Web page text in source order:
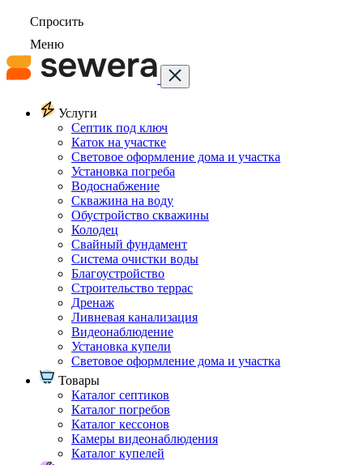
Спросить
Меню
Услуги
Септик под ключ
Каток на участке
Световое оформление дома и участка
Установка погреба
Водоснабжение
Скважина на воду
Обустройство скважины
Колодец
Свайный фундамент
Система очистки воды
Благоустройство
Строительство террас
Дренаж
Ливневая канализация
Видеонаблюдение
Установка купели
Световое оформление дома и участка
Товары
Каталог септиков
Каталог погребов
Каталог кессонов
Камеры видеонаблюдения
Каталог купелей